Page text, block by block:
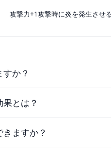
攻撃力+1攻撃時に炎を発生させ
か？
とは？
ますか？